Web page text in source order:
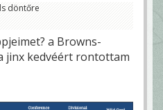
döntőre
a Browns-
jinx kedvéért rontottam